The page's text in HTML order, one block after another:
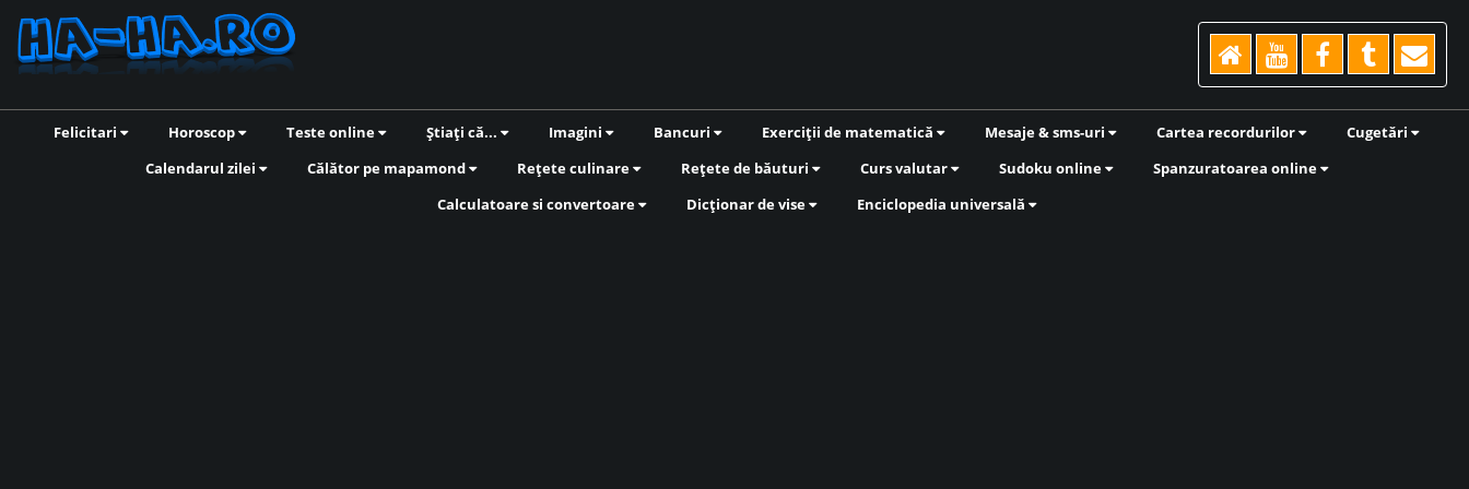
Felicitari Horoscop Teste online Știați că... Imagini Bancuri Exerciții de matematică Mesaje & sms-uri Cartea recordurilor
Cugetări
Calendarul zilei
Călător pe mapamond Rețete culinare Rețete de băuturi Curs valutar Sudoku online
Spanzuratoarea online
Calculatoare si convertoare
Dicționar de vise Enciclopedia universală